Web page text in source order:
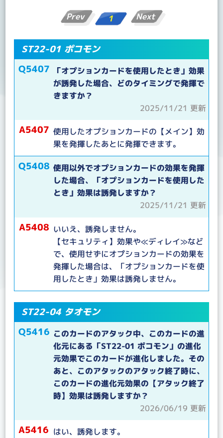
Prev 1 Next
ST22-01 ポコモン
Q5407
「オプションカードを使用したとき」効果
が誘発した場合、どのタイミングで発揮で
きますか？
2025/11/21 更新
A5407 使用したオプションカードの【メイン】効
果を発揮したあとに発揮できます。
Q5408 使用以外でオプションカードの効果を発揮
した場合、「オプションカードを使用した
とき」効果は誘発しますか？
2025/11/21 更新
A5408 いいえ、誘発しません。
【セキュリティ】効果や≪ディレイ≫など
で、使用せずにオプションカードの効果を
発揮した場合は、「オプションカードを使
用したとき」効果は誘発しません。
ST22-04 タオモン
Q5416 このカードのアタック中、このカードの進
化元にある「ST22-01 ポコモン」の進化
元効果でこのカードが進化しました。その
あと、このアタックのアタック終了時に、
このカードの進化元効果の【アタック終了
時】効果は誘発しますか？
2026/06/19 更新
A5416 はい、誘発します。